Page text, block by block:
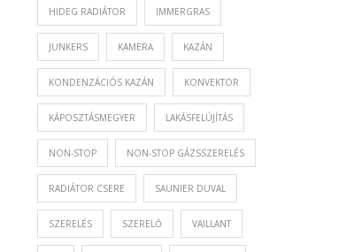
HIDEG RADIÁTOR IMMERGRAS
JUNKERS KAMERA KAZÁN
KONDENZÁCIÓS KAZÁN KONVEKTOR
KÁPOSZTÁSMEGYER LAKÁSFELÚJÍTÁS
NON-STOP NON-STOP GÁZSSZERELÉS
RADIÁTOR CSERE SAUNIER DUVAL
SZERELÉS SZERELŐ VAILLANT